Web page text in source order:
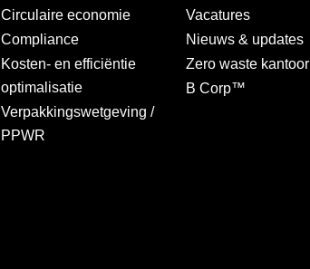
Circulaire economie
Compliance
Kosten- en efficiëntie
optimalisatie
Verpakkingswetgeving /
PPWR
Vacatures
Nieuws & updates
Zero waste kantoor
B Corp™